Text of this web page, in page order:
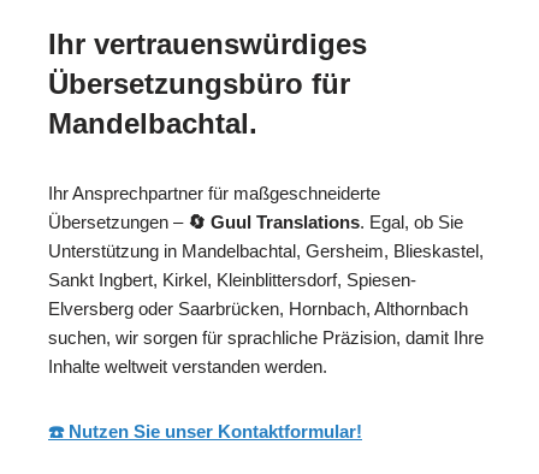
Ihr vertrauenswürdiges
Übersetzungsbüro für
Mandelbachtal.
Ihr Ansprechpartner für maßgeschneiderte
Übersetzungen – 🔄 Guul Translations. Egal, ob Sie
Unterstützung in Mandelbachtal, Gersheim, Blieskastel,
Sankt Ingbert, Kirkel, Kleinblittersdorf, Spiesen-
Elversberg oder Saarbrücken, Hornbach, Althornbach
suchen, wir sorgen für sprachliche Präzision, damit Ihre
Inhalte weltweit verstanden werden.
☎️ Nutzen Sie unser Kontaktformular!